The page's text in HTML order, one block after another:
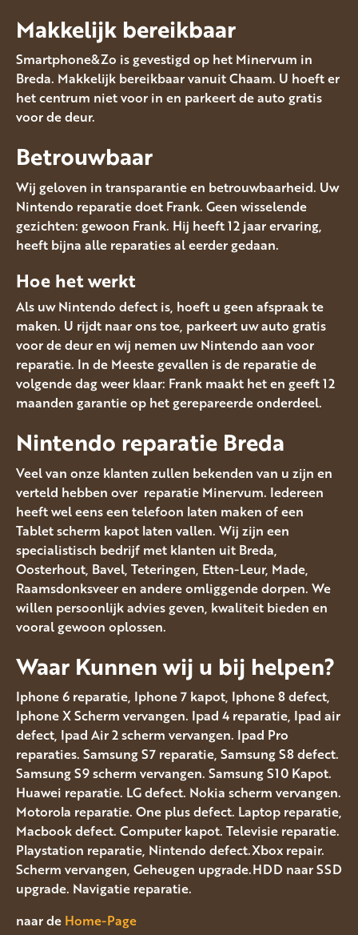
Makkelijk bereikbaar
Smartphone&Zo is gevestigd op het Minervum in
Breda. Makkelijk bereikbaar vanuit Chaam. U hoeft er
het centrum niet voor in en parkeert de auto gratis
voor de deur.
Betrouwbaar
Wij geloven in transparantie en betrouwbaarheid. Uw
Nintendo reparatie doet Frank. Geen wisselende
gezichten: gewoon Frank. Hij heeft 12 jaar ervaring,
heeft bijna alle reparaties al eerder gedaan.
Hoe het werkt
Als uw Nintendo defect is, hoeft u geen afspraak te
maken. U rijdt naar ons toe, parkeert uw auto gratis
voor de deur en wij nemen uw Nintendo aan voor
reparatie. In de Meeste gevallen is de reparatie de
volgende dag weer klaar: Frank maakt het en geeft 12
maanden garantie op het gerepareerde onderdeel.
Nintendo reparatie Breda
Veel van onze klanten zullen bekenden van u zijn en
verteld hebben over reparatie Minervum. Iedereen
heeft wel eens een telefoon laten maken of een
Tablet scherm kapot laten vallen. Wij zijn een
specialistisch bedrijf met klanten uit Breda,
Oosterhout, Bavel, Teteringen, Etten-Leur, Made,
Raamsdonksveer en andere omliggende dorpen. We
willen persoonlijk advies geven, kwaliteit bieden en
vooral gewoon oplossen.
Waar Kunnen wij u bij helpen?
Iphone 6 reparatie, Iphone 7 kapot, Iphone 8 defect,
Iphone X Scherm vervangen. Ipad 4 reparatie, Ipad air
defect, Ipad Air 2 scherm vervangen. Ipad Pro
reparaties. Samsung S7 reparatie, Samsung S8 defect.
Samsung S9 scherm vervangen. Samsung S10 Kapot.
Huawei reparatie. LG defect. Nokia scherm vervangen.
Motorola reparatie. One plus defect. Laptop reparatie,
Macbook defect. Computer kapot. Televisie reparatie.
Playstation reparatie, Nintendo defect.Xbox repair.
Scherm vervangen, Geheugen upgrade.HDD naar SSD
upgrade. Navigatie reparatie.
naar de Home-Page